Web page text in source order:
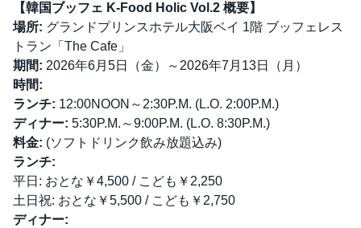
【韓国ブッフェ K-Food Holic Vol.2 概要】
場所: グランドプリンスホテル大阪ベイ 1階 ブッフェレス
トラン「The Cafe」
期間: 2026年6月5日（金）～2026年7月13日（月）
時間:
ランチ: 12:00NOON～2:30P.M. (L.O. 2:00P.M.)
ディナー: 5:30P.M.～9:00P.M. (L.O. 8:30P.M.)
料金: (ソフトドリンク飲み放題込み)
ランチ:
平日: おとな￥4,500 / こども￥2,250
土日祝: おとな￥5,500 / こども￥2,750
ディナー: